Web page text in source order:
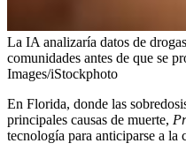
La IA analizaría datos de
comunidades antes de que se
Images/iStockphoto
En Florida, donde las
principales causas de muerte,
tecnología para anticiparse a la